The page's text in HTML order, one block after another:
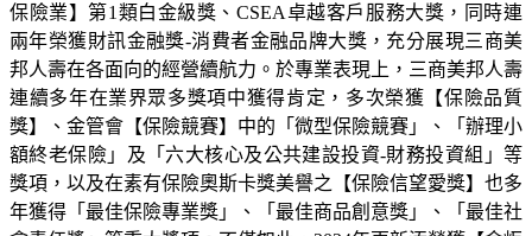
保險業】第1類白金級獎、CSEA卓越客戶服務大獎，同時連
兩年榮獲財訊金融獎-消費者金融品牌大獎，充分展現三商美
邦人壽在各面向的經營續航力。於專業表現上，三商美邦人壽
連續多年在業界眾多獎項中獲得肯定，多次榮獲【保險品質
獎】、金管會【保險競賽】中的「微型保險競賽」、「辦理小
額終老保險」及「六大核心及公共建設投資-財務投資組」等
獎項，以及在素有保險奧斯卡獎美譽之【保險信望愛獎】也多
年獲得「最佳保險專業獎」、「最佳商品創意獎」、「最佳社